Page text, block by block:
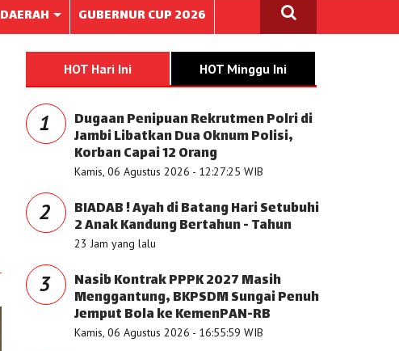
DAERAH GUBERNUR CUP 2026
HOT Hari Ini HOT Minggu Ini
1 Dugaan Penipuan Rekrutmen Polri di
Jambi Libatkan Dua Oknum Polisi,
Korban Capai 12 Orang
Kamis, 06 Agustus 2026 - 12:27:25 WIB
2 BIADAB ! Ayah di Batang Hari Setubuhi
2 Anak Kandung Bertahun - Tahun
23 Jam yang lalu
3 Nasib Kontrak PPPK 2027 Masih
Menggantung, BKPSDM Sungai Penuh
Jemput Bola ke KemenPAN-RB
Kamis, 06 Agustus 2026 - 16:55:59 WIB